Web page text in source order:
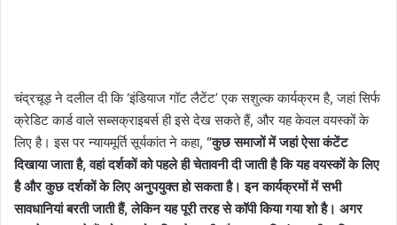
चंद्रचूड़ ने दलील दी कि ‘इंडियाज गॉट लैटेंट’ एक सशुल्क कार्यक्रम है, जहां सिर्फ
क्रेडिट कार्ड वाले सब्सक्राइबर्स ही इसे देख सकते हैं, और यह केवल वयस्कों के
लिए है। इस पर न्यायमूर्ति सूर्यकांत ने कहा, “कुछ समाजों में जहां ऐसा कंटेंट
दिखाया जाता है, वहां दर्शकों को पहले ही चेतावनी दी जाती है कि यह वयस्कों के लिए
है और कुछ दर्शकों के लिए अनुपयुक्त हो सकता है। इन कार्यक्रमों में सभी
सावधानियां बरती जाती हैं, लेकिन यह पूरी तरह से कॉपी किया गया शो है। अगर